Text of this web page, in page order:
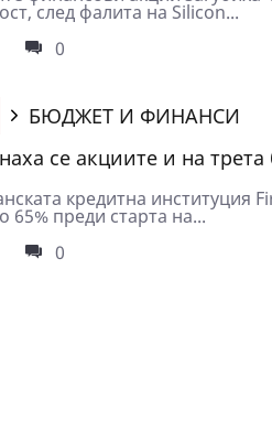
след фалита на Silicon...
0
БЮДЖЕТ И ФИНАНСИ
се акциите и на
кредитна институция
65% преди старта на...
0